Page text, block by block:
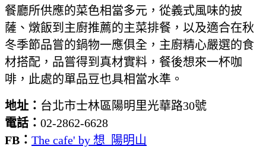
餐廳所供應的菜色相當多元，從義式風味的披
薩、燉飯到主廚推薦的主菜排餐，以及適合在秋
冬季節品嘗的鍋物一應俱全，主廚精心嚴選的食
材搭配，品嘗得到真材實料，餐後想來一杯咖
啡，此處的單品豆也具相當水準。
地址： 台北市士林區陽明里光華路30號
電話： 02-2862-6628
FB： The cafe' by 想 陽明山